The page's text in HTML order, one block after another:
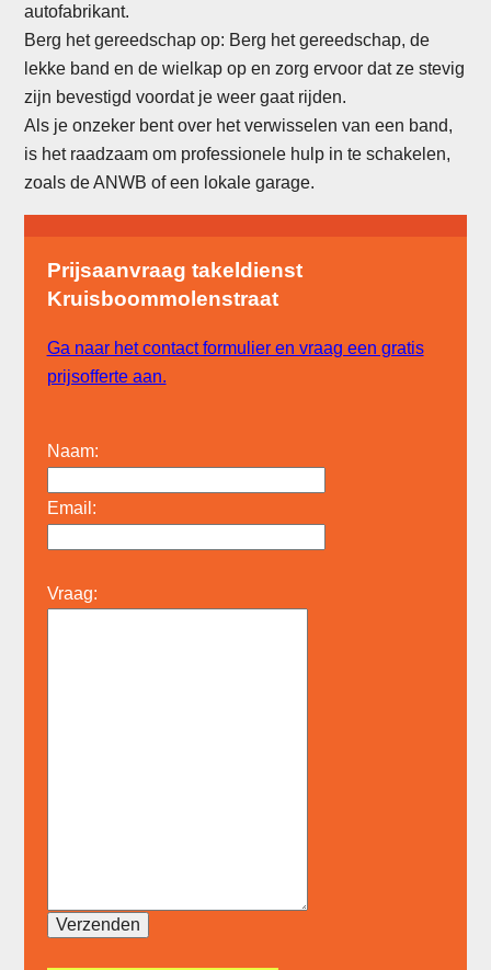
autofabrikant.
Berg het gereedschap op: Berg het gereedschap, de
lekke band en de wielkap op en zorg ervoor dat ze stevig
zijn bevestigd voordat je weer gaat rijden.
Als je onzeker bent over het verwisselen van een band,
is het raadzaam om professionele hulp in te schakelen,
zoals de ANWB of een lokale garage.
Prijsaanvraag takeldienst
Kruisboommolenstraat
Ga naar het contact formulier en vraag een gratis
prijsofferte aan.
Naam:
Email:
Vraag: